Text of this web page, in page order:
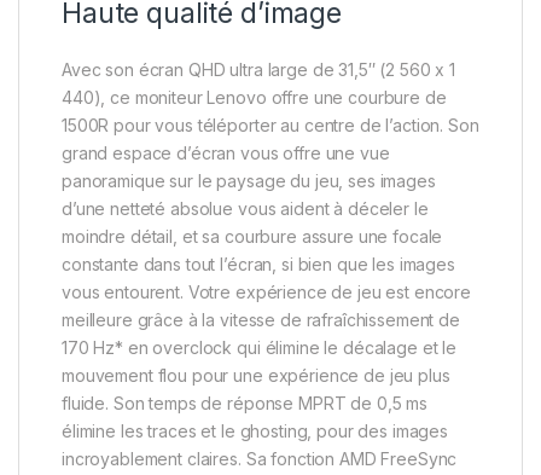
Haute qualité d’image
Avec son écran QHD ultra large de 31,5″ (2 560 x 1
440), ce moniteur Lenovo offre une courbure de
1500R pour vous téléporter au centre de l’action. Son
grand espace d’écran vous offre une vue
panoramique sur le paysage du jeu, ses images
d’une netteté absolue vous aident à déceler le
moindre détail, et sa courbure assure une focale
constante dans tout l’écran, si bien que les images
vous entourent. Votre expérience de jeu est encore
meilleure grâce à la vitesse de rafraîchissement de
170 Hz* en overclock qui élimine le décalage et le
mouvement flou pour une expérience de jeu plus
fluide. Son temps de réponse MPRT de 0,5 ms
élimine les traces et le ghosting, pour des images
incroyablement claires. Sa fonction AMD FreeSync